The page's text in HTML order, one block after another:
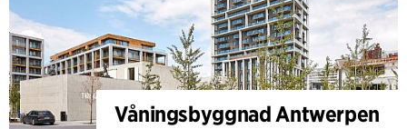
Våningsbyggnad Antwerpen